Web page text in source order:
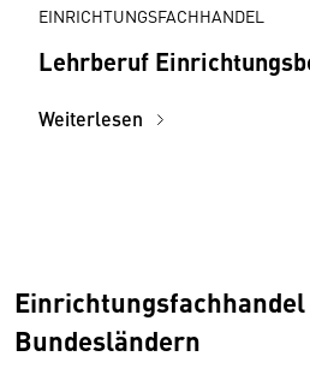
EINRICHTUNGSFACHHANDEL
Lehrberuf
Weiterlesen
Bundesländern